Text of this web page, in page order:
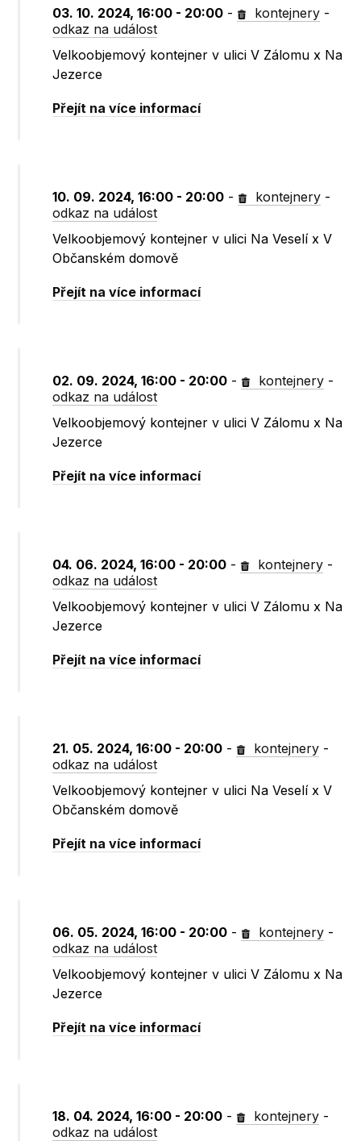
03. 10. 2024, 16:00 - 20:00 - kontejnery -
odkaz na událost
Velkoobjemový kontejner v ulici V Zálomu x Na
Jezerce
Přejít na více informací
10. 09. 2024, 16:00 - 20:00 - kontejnery -
odkaz na událost
Velkoobjemový kontejner v ulici Na Veselí x V
Občanském domově
Přejít na více informací
02. 09. 2024, 16:00 - 20:00 - kontejnery -
odkaz na událost
Velkoobjemový kontejner v ulici V Zálomu x Na
Jezerce
Přejít na více informací
04. 06. 2024, 16:00 - 20:00 - kontejnery -
odkaz na událost
Velkoobjemový kontejner v ulici V Zálomu x Na
Jezerce
Přejít na více informací
21. 05. 2024, 16:00 - 20:00 - kontejnery -
odkaz na událost
Velkoobjemový kontejner v ulici Na Veselí x V
Občanském domově
Přejít na více informací
06. 05. 2024, 16:00 - 20:00 - kontejnery -
odkaz na událost
Velkoobjemový kontejner v ulici V Zálomu x Na
Jezerce
Přejít na více informací
18. 04. 2024, 16:00 - 20:00 - kontejnery -
odkaz na událost